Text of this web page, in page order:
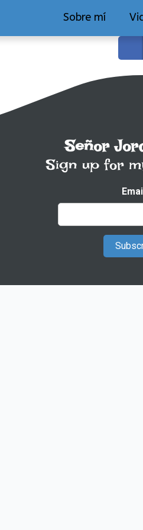
Sobre mí
Señor
Sign up for